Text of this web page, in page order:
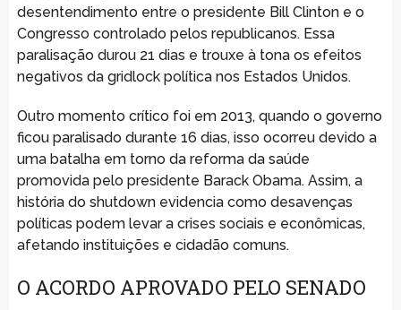
desentendimento entre o presidente Bill Clinton e o
Congresso controlado pelos republicanos. Essa
paralisação durou 21 dias e trouxe à tona os efeitos
negativos da gridlock política nos Estados Unidos.
Outro momento crítico foi em 2013, quando o governo
ficou paralisado durante 16 dias, isso ocorreu devido a
uma batalha em torno da reforma da saúde
promovida pelo presidente Barack Obama. Assim, a
história do shutdown evidencia como desavenças
políticas podem levar a crises sociais e econômicas,
afetando instituições e cidadão comuns.
O ACORDO APROVADO PELO SENADO